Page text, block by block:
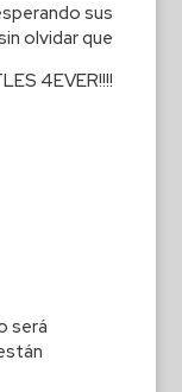
sus
olvidar que
4EVER!!!!
será